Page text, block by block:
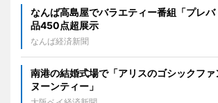
なんば高島屋でバラエティー番組「プレ
品450点超展示
なんば経済新聞
南港の結婚式場で「アリスのゴシックファ
ヌーンティー」